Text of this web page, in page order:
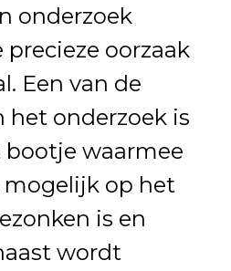
onderzoek
oorzaak
Een van de
het onderzoek is
bootje waarmee
op het
is en
wordt